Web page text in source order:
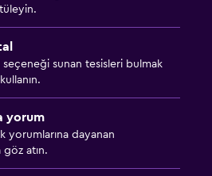
sunan tesisleri bulmak
yorum
yorumlarına dayanan
göz atın.